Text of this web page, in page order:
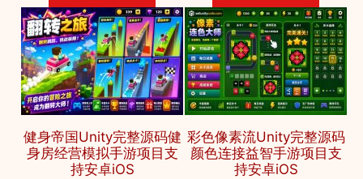
5
5
健身帝国Unity完整源码健
身房经营模拟手游项目支
持安卓iOS
彩色像素流Unity完整源码
颜色连接益智手游项目支
持安卓iOS